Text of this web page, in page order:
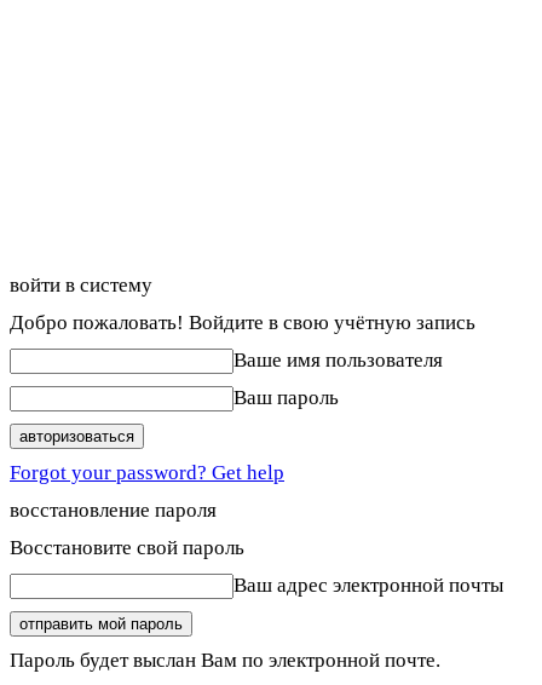
войти в систему
Добро пожаловать! Войдите в свою учётную запись
Ваше имя пользователя
Ваш пароль
Forgot your password? Get help
восстановление пароля
Восстановите свой пароль
Ваш адрес электронной почты
Пароль будет выслан Вам по электронной почте.